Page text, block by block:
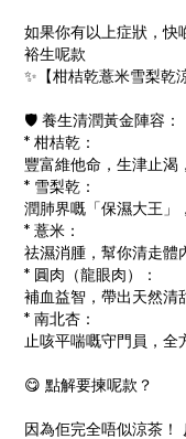
如果你有以上症狀，快
裕生呢款
✨【柑桔乾薏米雪梨乾
🛡️ 養生清潤黃金陣容：
* 柑桔乾：
豐富維他命，生津止渴
* 雪梨乾：
潤肺界嘅「保濕大王」
* 薏米：
祛濕消腫，幫你清走體
* 圓肉（龍眼肉）：
補血益智，帶出天然清
* 南北杏：
止咳平喘嘅守門員，全
😋 點解要揀呢款？
因為佢完全唔似涼茶！